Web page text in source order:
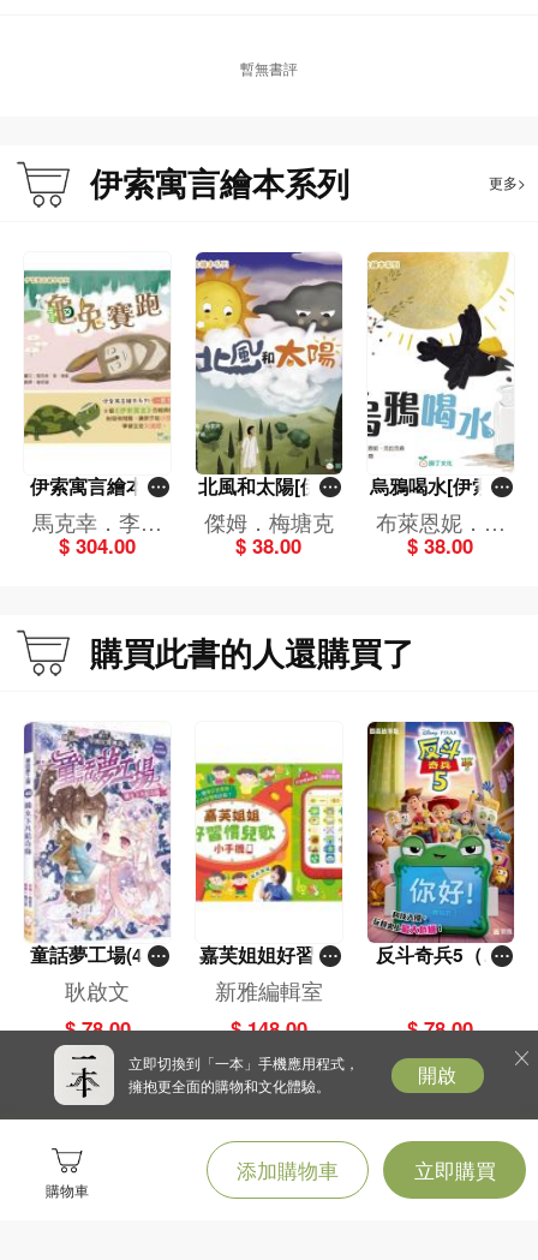
購物車
添加購物車 立即購買
暫無書評
伊索寓言繪本系列 更多>
伊索寓言繪本系
列（一套8冊）
馬克幸．李．
麥凱,貝姬．戴
$ 304.00
北風和太陽[伊索
寓言繪本系列]
傑姆．梅塘克
$ 38.00
烏鴉喝水[伊索寓
言繪本系列]
布萊恩妮．克
拉克森
$ 38.00
購買此書的人還購買了
童話夢工場(40)
——織女下凡結
奇緣
耿啟文
$ 78.00
嘉芙姐姐好習慣
兒歌小手機
新雅編輯室
$ 148.00
反斗奇兵5（圖
$ 78.00
立即切換到「一本」手機應用程式，
擁抱更全面的購物和文化體驗。
開啟